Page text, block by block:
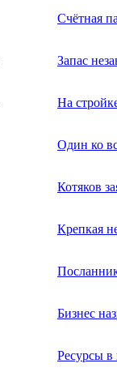
Счётная
Запас
На
Один ко
Котяков
Крепкая
Бизнес
Ресурсы в